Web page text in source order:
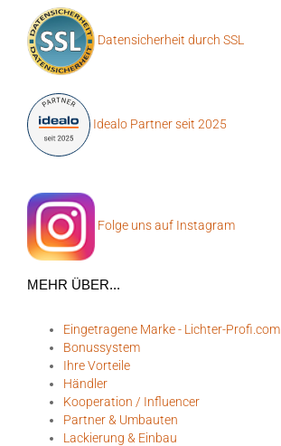
Datensicherheit durch SSL
Idealo Partner seit 2025
Folge uns auf Instagram
MEHR ÜBER...
Eingetragene Marke - Lichter-Profi.com
Bonussystem
Ihre Vorteile
Händler
Kooperation / Influencer
Partner & Umbauten
Lackierung & Einbau